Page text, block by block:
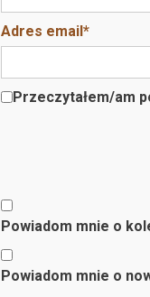
Adres email*
Przeczytałem/am
Powiadom mnie o
Powiadom mnie o